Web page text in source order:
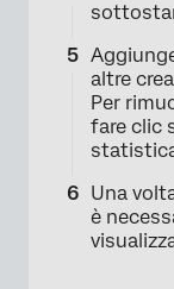
altre
Per
fare clic
Una
è